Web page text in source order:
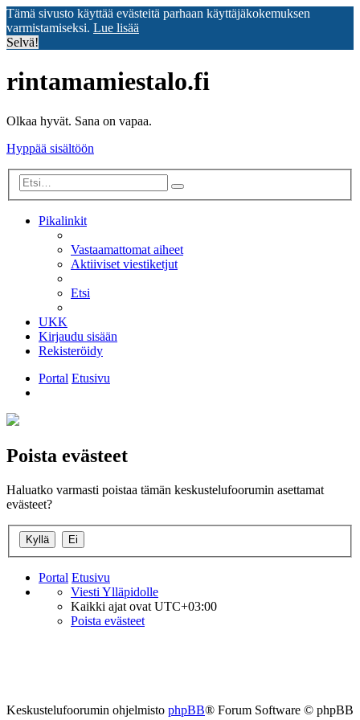
Tämä sivusto käyttää evästeitä parhaan käyttäjäkokemuksen
varmistamiseksi. Lue lisää
Selvä!
rintamamiestalo.fi
Olkaa hyvät. Sana on vapaa.
Hyppää sisältöön
Etsi
Pikalinkit
Vastaamattomat aiheet
Aktiiviset viestiketjut
Etsi
UKK
Kirjaudu sisään
Rekisteröidy
Portal Etusivu
Poista evästeet
Haluatko varmasti poistaa tämän keskustelufoorumin asettamat
evästeet?
Portal Etusivu
Viesti Ylläpidolle
Kaikki ajat ovat UTC+03:00
Poista evästeet
Keskustelufoorumin ohjelmisto phpBB® Forum Software © phpBB